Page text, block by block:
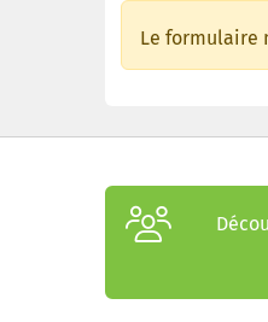
Le formulaire